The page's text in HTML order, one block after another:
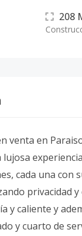
208
venta en
cada una con
privacidad y
y caliente y
y cuarto de